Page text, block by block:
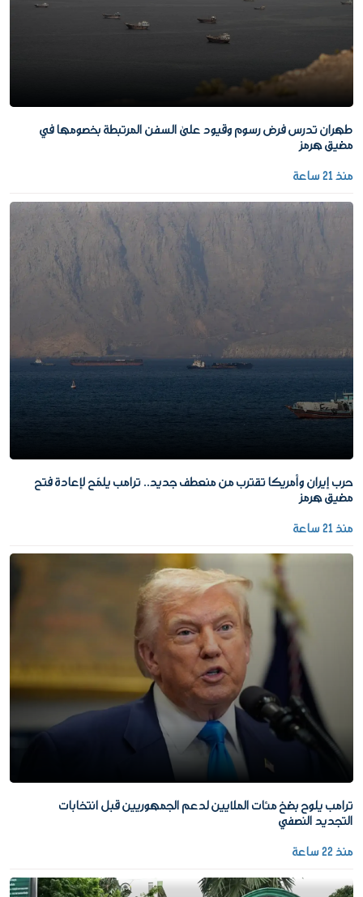
طهران تدرس فرض رسوم وقيود على السفن المرتبطة بخصومها في
مضيق هرمز
منذ 21 ساعة
حرب إيران وأمريكا تقترب من منعطف جديد.. ترامب يلمّح لإعادة فتح
مضيق هرمز
منذ 21 ساعة
ترامب يلوح بضخ مئات الملايين لدعم الجمهوريين قبل انتخابات
التجديد النصفي
منذ 22 ساعة